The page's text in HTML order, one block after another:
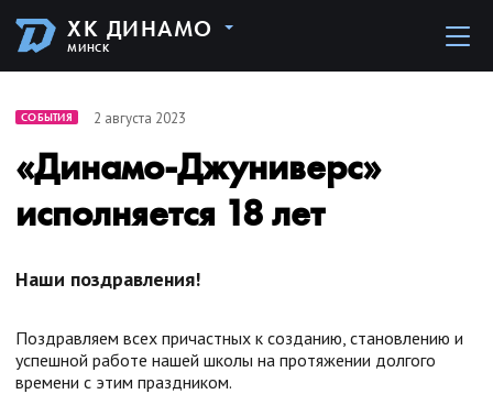
ХК ДИНАМО
МИНСК
СОБЫТИЯ 2 августа 2023
«Динамо-Джуниверс»
исполняется 18 лет
Наши поздравления!
Поздравляем всех причастных к созданию, становлению и
успешной работе нашей школы на протяжении долгого
времени с этим праздником.